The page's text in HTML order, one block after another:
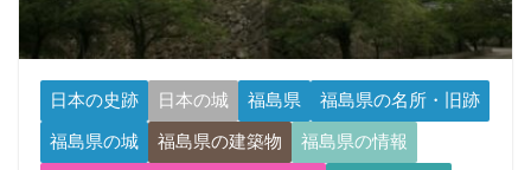
日本の史跡 日本の城 福島県
福島県の名所・旧跡
福島県の城
福島県の建築物
福島県の情報